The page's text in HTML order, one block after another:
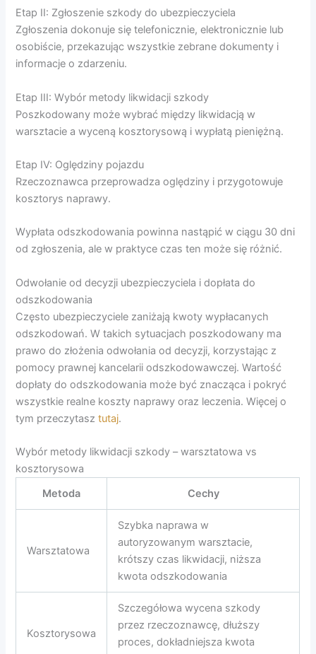
Etap II: Zgłoszenie szkody do ubezpieczyciela
Zgłoszenia dokonuje się telefonicznie, elektronicznie lub
osobiście, przekazując wszystkie zebrane dokumenty i
informacje o zdarzeniu.
Etap III: Wybór metody likwidacji szkody
Poszkodowany może wybrać między likwidacją w
warsztacie a wyceną kosztorysową i wypłatą pieniężną.
Etap IV: Oględziny pojazdu
Rzeczoznawca przeprowadza oględziny i przygotowuje
kosztorys naprawy.
Wypłata odszkodowania powinna nastąpić w ciągu 30 dni
od zgłoszenia, ale w praktyce czas ten może się różnić.
Odwołanie od decyzji ubezpieczyciela i dopłata do
odszkodowania
Często ubezpieczyciele zaniżają kwoty wypłacanych
odszkodowań. W takich sytuacjach poszkodowany ma
prawo do złożenia odwołania od decyzji, korzystając z
pomocy prawnej kancelarii odszkodowawczej. Wartość
dopłaty do odszkodowania może być znacząca i pokryć
wszystkie realne koszty naprawy oraz leczenia. Więcej o
tym przeczytasztutaj.
Wybór metody likwidacji szkody – warsztatowa vs
kosztorysowa
Metoda
Cechy
Warsztatowa
Szybka naprawa w
autoryzowanym warsztacie,
krótszy czas likwidacji, niższa
kwota odszkodowania
Kosztorysowa
Szczegółowa wycena szkody
przez rzeczoznawcę, dłuższy
proces, dokładniejsza kwota